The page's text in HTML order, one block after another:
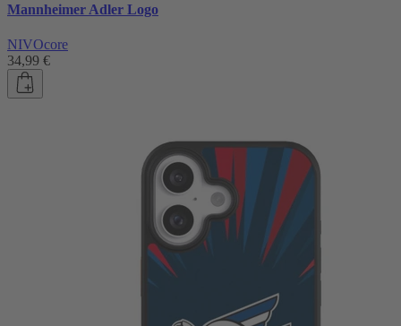
Mannheimer Adler Logo
NIVOcore
34,99 €